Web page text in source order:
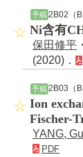
予稿 2B02（
Ni含有
保田修平 ・
(2020)．
予稿2B03（
Ion
Fischer-
YANG,
PDF